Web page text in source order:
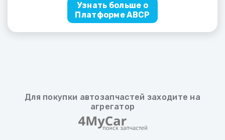
Узнать больше о
Платформе ABCP
Для покупки автозапчастей заходите на
агрегатор